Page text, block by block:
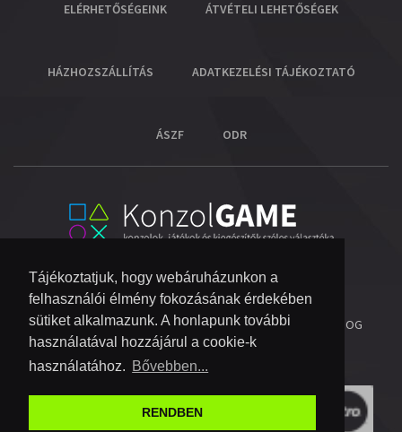
Tájékoztatjuk, hogy webáruházunkon a
felhasználói élmény fokozásának érdekében
sütiket alkalmazunk. A honlapunk további
használatával hozzájárul a cookie-k
használatához. Bővebben...
RENDBEN
ELÉRHETŐSÉGEINK ÁTVÉTELI LEHETŐSÉGEK
HÁZHOZSZÁLLÍTÁS ADATKEZELÉSI TÁJÉKOZTATÓ
ÁSZF ODR
© 2026 COPYRIGHT KONZOL VIDEOGAME KFT.- MINDEN JOG
FENNTARTVA!